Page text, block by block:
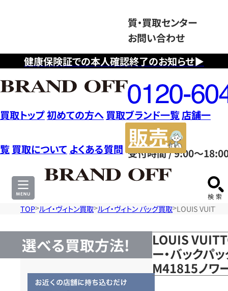
健康保険証での本人確認終了のお知らせ▶
質・買取センター
お問い合わせ
フ
リ
ー
ダ
イ
ヤ
ル
0120604117
受付時間 / 9:00～
買取トップ初めての方へ 買取ブランド一覧店舗一
覧 買取について よくある質問
サ
TOP ルイ・ヴィトン買取 ルイ・ヴィトン バッグ買取 LOUIS
選べる買取方法!
LOUIS
ー・バックパ
M41815ノワ